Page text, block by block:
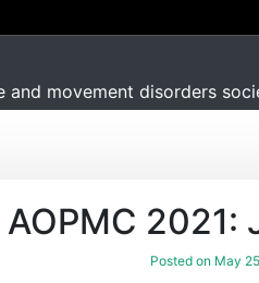
and movement disorders
AOPMC 2021:
Posted on May